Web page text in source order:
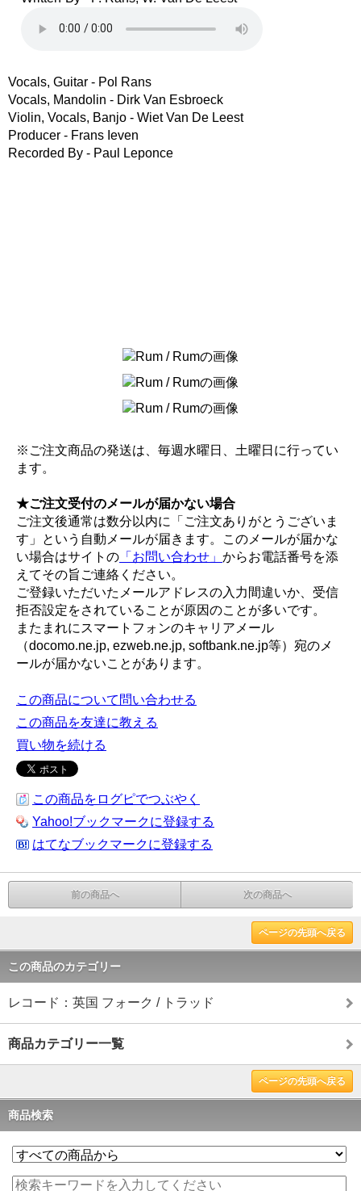
Vocals, Guitar - Pol Rans
Vocals, Mandolin - Dirk Van Esbroeck
Violin, Vocals, Banjo - Wiet Van De Leest
Producer - Frans Ieven
Recorded By - Paul Leponce
※ご注文商品の発送は、毎週水曜日、土曜日に行ってい
ます。
★ご注文受付のメールが届かない場合
ご注文後通常は数分以内に「ご注文ありがとうございま
す」という自動メールが届きます。このメールが届かな
い場合はサイトの 「お問い合わせ」 からお電話番号を添
えてその旨ご連絡ください。
ご登録いただいたメールアドレスの入力間違いか、受信
拒否設定をされていることが原因のことが多いです。
またまれにスマートフォンのキャリアメール
（docomo.ne.jp, ezweb.ne.jp, softbank.ne.jp等）宛のメ
ールが届かないことがあります。
この商品について問い合わせる
この商品を友達に教える
買い物を続ける
この商品をログピでつぶやく
Yahoo!ブックマークに登録する
はてなブックマークに登録する
前の商品へ 次の商品へ
ページの先頭へ戻る
この商品のカテゴリー
レコード：英国 フォーク / トラッド
商品カテゴリー一覧
ページの先頭へ戻る
商品検索